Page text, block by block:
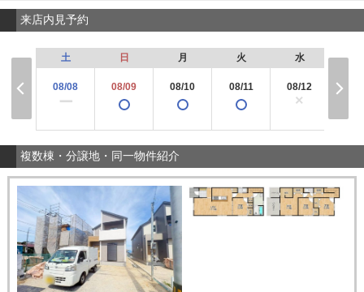
来店内見予約
土
08/08
ー
日
08/09
月
08/10
火
08/11
水
08/12
×
複数棟・分譲地・同一物件紹介